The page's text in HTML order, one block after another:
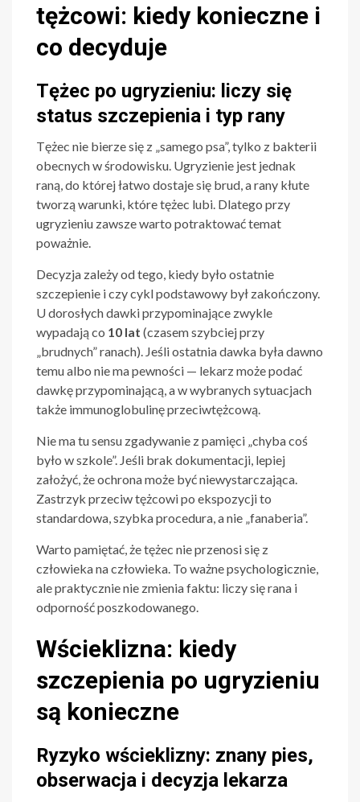
tężcowi: kiedy konieczne i
co decyduje
Tężec po ugryzieniu: liczy się
status szczepienia i typ rany
Tężec nie bierze się z „samego psa”, tylko z bakterii
obecnych w środowisku. Ugryzienie jest jednak
raną, do której łatwo dostaje się brud, a rany kłute
tworzą warunki, które tężec lubi. Dlatego przy
ugryzieniu zawsze warto potraktować temat
poważnie.
Decyzja zależy od tego, kiedy było ostatnie
szczepienie i czy cykl podstawowy był zakończony.
U dorosłych dawki przypominające zwykle
wypadają co 10 lat (czasem szybciej przy
„brudnych” ranach). Jeśli ostatnia dawka była dawno
temu albo nie ma pewności — lekarz może podać
dawkę przypominającą, a w wybranych sytuacjach
także immunoglobulinę przeciwtężcową.
Nie ma tu sensu zgadywanie z pamięci „chyba coś
było w szkole”. Jeśli brak dokumentacji, lepiej
założyć, że ochrona może być niewystarczająca.
Zastrzyk przeciw tężcowi po ekspozycji to
standardowa, szybka procedura, a nie „fanaberia”.
Warto pamiętać, że tężec nie przenosi się z
człowieka na człowieka. To ważne psychologicznie,
ale praktycznie nie zmienia faktu: liczy się rana i
odporność poszkodowanego.
Wścieklizna: kiedy
szczepienia po ugryzieniu
są konieczne
Ryzyko wścieklizny: znany pies,
obserwacja i decyzja lekarza